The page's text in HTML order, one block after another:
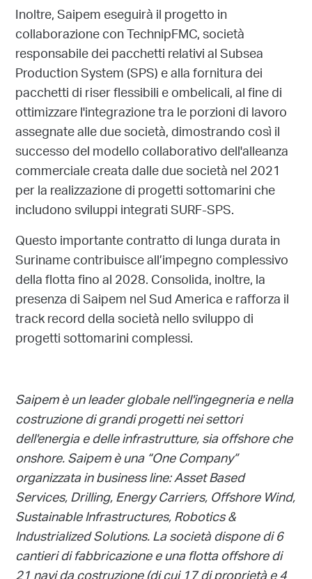
Inoltre, Saipem eseguirà il progetto in
collaborazione con TechnipFMC, società
responsabile dei pacchetti relativi al Subsea
Production System (SPS) e alla fornitura dei
pacchetti di riser flessibili e ombelicali, al fine di
ottimizzare l'integrazione tra le porzioni di lavoro
assegnate alle due società, dimostrando così il
successo del modello collaborativo dell'alleanza
commerciale creata dalle due società nel 2021
per la realizzazione di progetti sottomarini che
includono sviluppi integrati SURF-SPS.
Questo importante contratto di lunga durata in
Suriname contribuisce all’impegno complessivo
della flotta fino al 2028. Consolida, inoltre, la
presenza di Saipem nel Sud America e rafforza il
track record della società nello sviluppo di
progetti sottomarini complessi.
Saipem è un leader globale nell'ingegneria e nella
costruzione di grandi progetti nei settori
dell'energia e delle infrastrutture, sia offshore che
onshore.Saipem è una “One Company”
organizzata in business line: Asset Based
Services, Drilling, Energy Carriers, Offshore Wind,
Sustainable Infrastructures, Robotics &
Industrialized Solutions.La società dispone di 6
cantieri di fabbricazione e una flotta offshore di